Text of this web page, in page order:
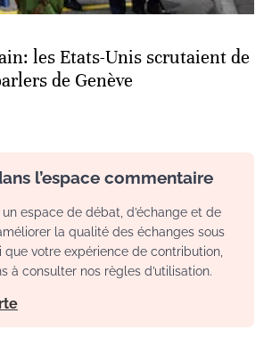
les Etats-Unis scrutaient de
de Genève
l’espace commentaire
espace de débat, d’échange et de
la qualité des échanges sous
que votre expérience de contribution,
à consulter nos règles d’utilisation.